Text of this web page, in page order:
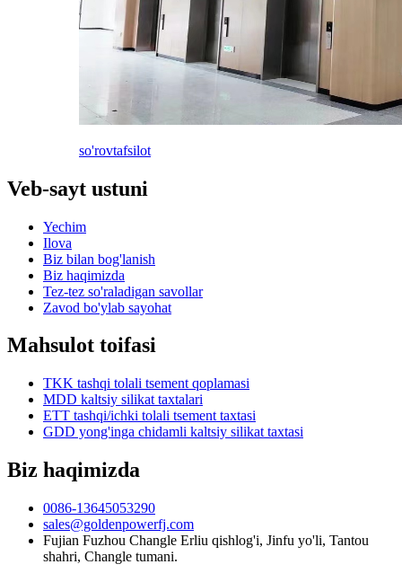
so'rovtafsilot
Veb-sayt ustuni
Yechim
Ilova
Biz bilan bog'lanish
Biz haqimizda
Tez-tez so'raladigan savollar
Zavod bo'ylab sayohat
Mahsulot toifasi
TKK tashqi tolali tsement qoplamasi
MDD kaltsiy silikat taxtalari
ETT tashqi/ichki tolali tsement taxtasi
GDD yong'inga chidamli kaltsiy silikat taxtasi
Biz haqimizda
0086-13645053290
sales@goldenpowerfj.com
Fujian Fuzhou Changle Erliu qishlog'i, Jinfu yo'li, Tantou
shahri, Changle tumani.